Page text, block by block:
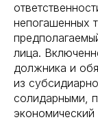
непогашенных
лица.
должника и
из
солидарными,
экономический